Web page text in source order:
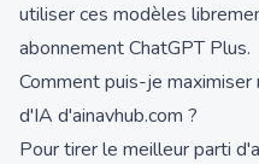
utiliser ces modèles
abonnement ChatGPT Plus.
Comment puis-je
d'IA d'ainavhub.com ?
Pour tirer le meilleur parti